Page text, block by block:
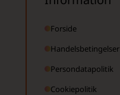
Forside
Handelsbetingelser
Persondatapolitik
Cookiepolitik